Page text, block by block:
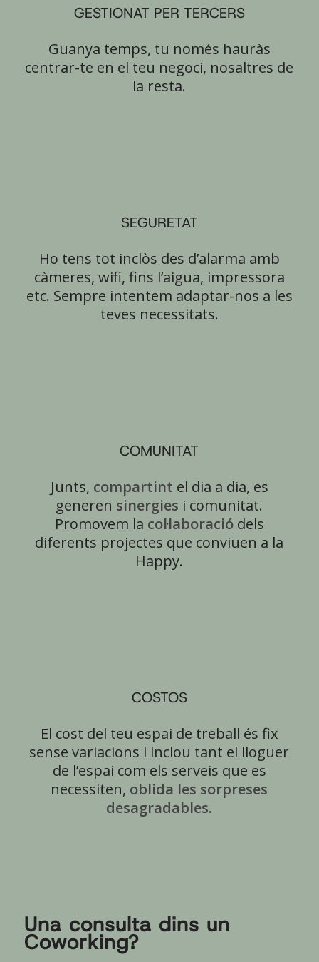
GESTIONAT PER TERCERS
Guanya temps, tu només hauràs
centrar-te en el teu negoci, nosaltres de
la resta.
SEGURETAT
Ho tens tot inclòs des d’alarma amb
càmeres, wifi, fins l’aigua, impressora
etc. Sempre intentem adaptar-nos a les
teves necessitats.
COMUNITAT
Junts, compartint el dia a dia, es
generen sinergies i comunitat.
Promovem la col·laboraciódels
diferents projectes que conviuen a la
Happy.
COSTOS
El cost del teu espai de treball és fix
sense variacions i inclou tant el lloguer
de l’espai com els serveis que es
necessiten, oblida les sorpreses
desagradables.
Una consulta dins un
Coworking?